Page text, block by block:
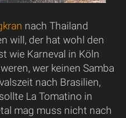
nach Thailand
will, der hat wohl den
wie Karneval in Köln
wer keinen Samba
nach Brasilien,
La Tomatino in
mag muss nicht nach